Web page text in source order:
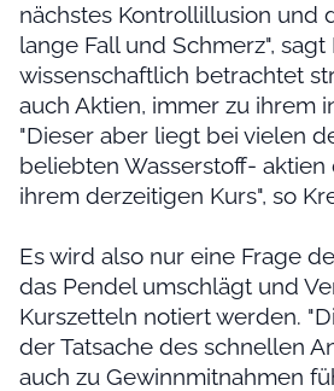
nächstes Kontrollillusion und
lange Fall und Schmerz",
wissenschaftlich betrachtet
auch Aktien, immer zu ihrem
"Dieser aber liegt bei vielen
beliebten Wasserstoff-
ihrem derzeitigen Kurs", so
Es wird also nur eine Frage
das Pendel umschlägt und
Kurszetteln notiert werden.
der Tatsache des schnellen
auch zu Gewinnmitnahmen